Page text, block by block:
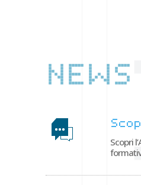
NEWS
Scopri